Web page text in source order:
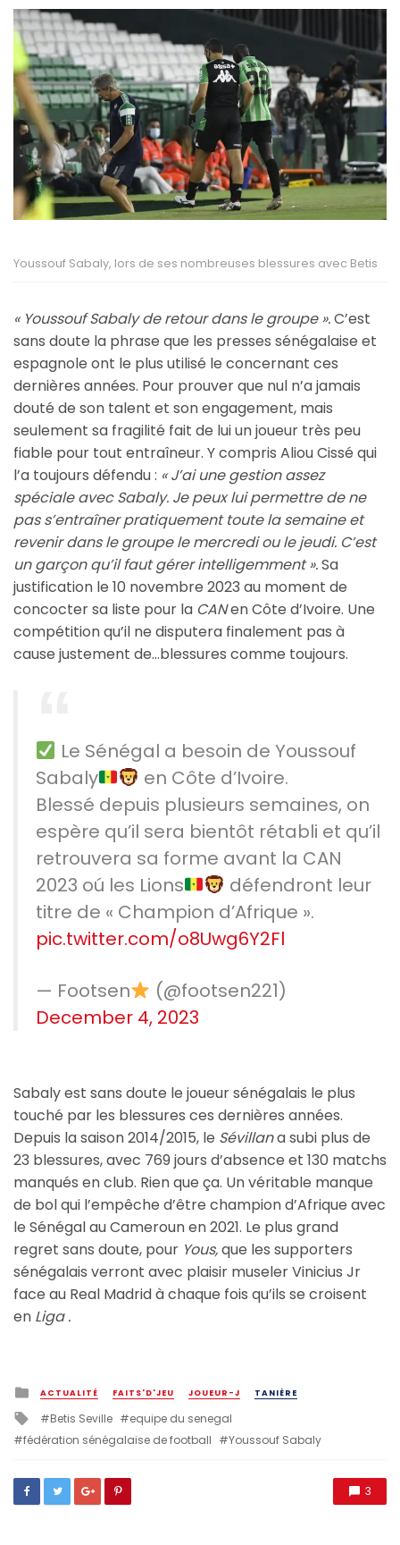
Youssouf Sabaly, lors de ses nombreuses blessures avec Betis
« Youssouf Sabaly de retour dans le groupe ».C’est
sans doute la phrase que les presses sénégalaise et
espagnole ont le plus utilisé le concernant ces
dernières années. Pour prouver que nul n’a jamais
douté de son talent et son engagement, mais
seulement sa fragilité fait de lui un joueur très peu
fiable pour tout entraîneur. Y compris Aliou Cissé qui
l’a toujours défendu : « J’ai une gestion assez
spéciale avec Sabaly. Je peux lui permettre de ne
pas s’entraîner pratiquement toute la semaine et
revenir dans le groupe le mercredi ou le jeudi. C’est
un garçon qu’il faut gérer intelligemment ».Sa
justification le 10 novembre 2023 au moment de
concocter sa liste pour la CANen Côte d’Ivoire. Une
compétition qu’il ne disputera finalement pas à
cause justement de…blessures comme toujours.
Le Sénégal a besoin de Youssouf
Sabaly
en Côte d’Ivoire.
Blessé depuis plusieurs semaines, on
espère qu’il sera bientôt rétabli et qu’il
retrouvera sa forme avant la CAN
2023 oú les Lions
défendront leur
titre de « Champion d’Afrique ».
pic.twitter.com/o8Uwg6Y2Fl
— Footsen
(@footsen221)
December 4, 2023
Sabaly est sans doute le joueur sénégalais le plus
touché par les blessures ces dernières années.
Depuis la saison 2014/2015, le Sévillana subi plus de
23 blessures, avec 769 jours d’absence et 130 matchs
manqués en club. Rien que ça. Un véritable manque
de bol qui l’empêche d’être champion d’Afrique avec
le Sénégal au Cameroun en 2021. Le plus grand
regret sans doute, pour Yous,que les supporters
sénégalais verront avec plaisir museler Vinicius Jr
face au Real Madrid à chaque fois qu’ils se croisent
en Liga .
Posted
in
ACTUALITÉ FAITS'D'JEU JOUEUR-J TANIÈRE
Tagged
with
Betis Seville
equipe du senegal
fédération sénégalaise de football
Youssouf Sabaly
3